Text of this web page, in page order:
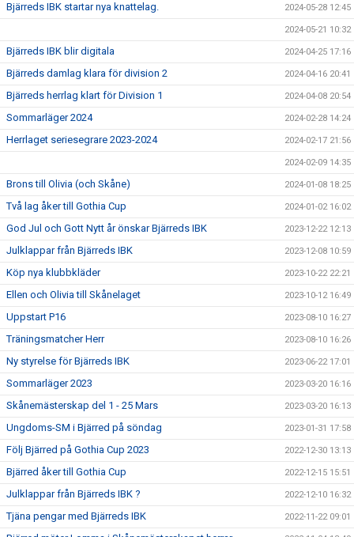
Bjärreds IBK startar nya knattelag. 2024-05-28 12:45
2024-05-21 10:32
Bjärreds IBK blir digitala 2024-04-25 17:16
Bjärreds damlag klara för division 2 2024-04-16 20:41
Bjärreds herrlag klart för Division 1 2024-04-08 20:54
Sommarläger 2024 2024-02-28 14:24
Herrlaget seriesegrare 2023-2024 2024-02-17 21:56
2024-02-09 14:35
Brons till Olivia (och Skåne) 2024-01-08 18:25
Två lag åker till Gothia Cup 2024-01-02 16:02
God Jul och Gott Nytt år önskar Bjärreds IBK 2023-12-22 12:13
Julklappar från Bjärreds IBK 2023-12-08 10:59
Köp nya klubbkläder 2023-10-22 22:21
Ellen och Olivia till Skånelaget 2023-10-12 16:49
Uppstart P16 2023-08-10 16:27
Träningsmatcher Herr 2023-08-10 16:26
Ny styrelse för Bjärreds IBK 2023-06-22 17:01
Sommarläger 2023 2023-03-20 16:16
Skånemästerskap del 1 - 25 Mars 2023-03-20 16:13
Ungdoms-SM i Bjärred på söndag 2023-01-31 17:58
Följ Bjärred på Gothia Cup 2023 2022-12-30 13:13
Bjärred åker till Gothia Cup 2022-12-15 15:51
Julklappar från Bjärreds IBK ? 2022-12-10 16:32
Tjäna pengar med Bjärreds IBK 2022-11-22 09:01